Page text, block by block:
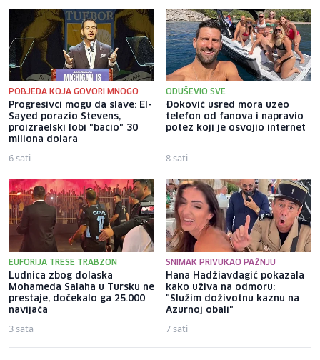
POBJEDA KOJA GOVORI MNOGO
Progresivci mogu da slave: El-
Sayed porazio Stevens,
proizraelski lobi "bacio" 30
miliona dolara
6 sati
ODUŠEVIO SVE
Đoković usred mora uzeo
telefon od fanova i napravio
potez koji je osvojio internet
8 sati
EUFORIJA TRESE TRABZON
Ludnica zbog dolaska
Mohameda Salaha u Tursku ne
prestaje, dočekalo ga 25.000
navijača
3 sata
SNIMAK PRIVUKAO PAŽNJU
Hana Hadžiavdagić pokazala
kako uživa na odmoru:
"Služim doživotnu kaznu na
Azurnoj obali"
7 sati